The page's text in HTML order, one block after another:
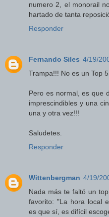
numero 2, el monorail
hartado de tanta
Responder
Fernando Siles 4/19/
Trampa!!! No es un Top
Pero es normal, es que
imprescindibles y una
una y otra vez!!!
Saludetes.
Responder
Wittenbergman 4/19/
Nada más te faltó un
favorito: "La hora local
es que sí, es difícil